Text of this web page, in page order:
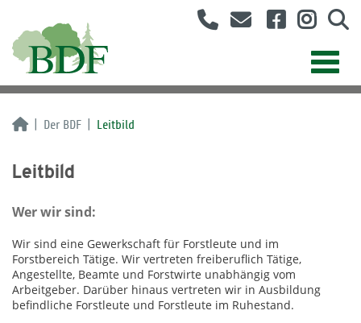
Der BDF Leitbild
Leitbild
Wer wir sind:
Wir sind eine Gewerkschaft für Forstleute und im
Forstbereich Tätige. Wir vertreten freiberuflich Tätige,
Angestellte, Beamte und Forstwirte unabhängig vom
Arbeitgeber. Darüber hinaus vertreten wir in Ausbildung
befindliche Forstleute und Forstleute im Ruhestand.